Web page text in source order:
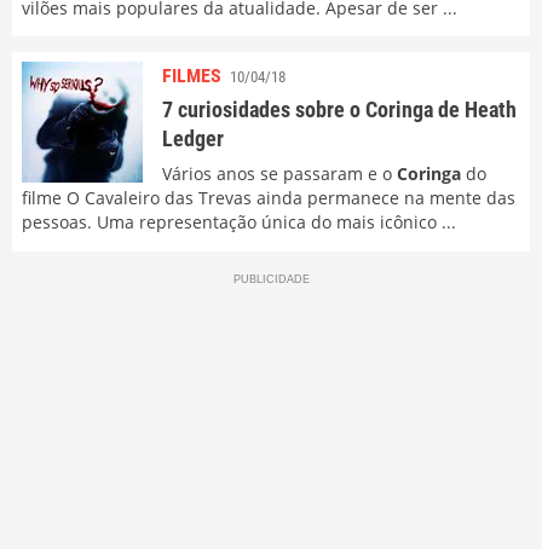
vilões mais populares da atualidade. Apesar de ser ...
FILMES 10/04/18
7 curiosidades sobre o Coringa de Heath
Ledger
Vários anos se passaram e o Coringa do
filme O Cavaleiro das Trevas ainda permanece na mente das
pessoas. Uma representação única do mais icônico ...